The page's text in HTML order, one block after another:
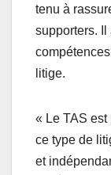
tenu à
supporters. Il
litige.
« Le TAS
ce type de
et